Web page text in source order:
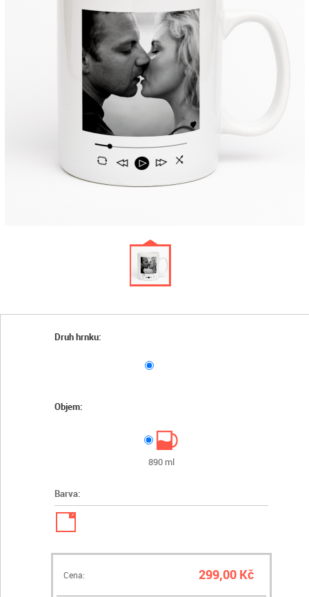
Druh hrnku:
Objem:
890 ml
Barva:
✓
Cena: 299,00 Kč